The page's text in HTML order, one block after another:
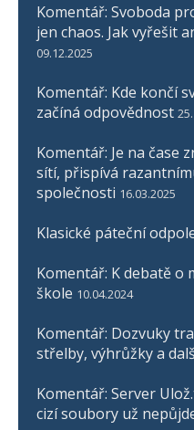
Komentář: Svoboda
jen chaos. Jak vyřešit
09.12.2025
Komentář: Kde končí
začíná odpovědnost
Komentář: Je na čase
sítí, přispívá
společnosti 16.03.2025
Klasické páteční
Komentář: K debatě o
škole 10.04.2024
Komentář: Dozvuky
střelby, výhrůžky a
Komentář: Server
cizí soubory už